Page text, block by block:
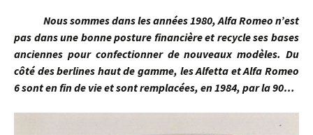
Nous sommes dans les années 1980, Alfa Romeo n’est
pas dans une bonne posture financière et recycle ses bases
anciennes pour confectionner de nouveaux modèles. Du
côté des berlines haut de gamme, les Alfetta et Alfa Romeo
6 sont en fin de vie et sont remplacées, en 1984, par la 90…